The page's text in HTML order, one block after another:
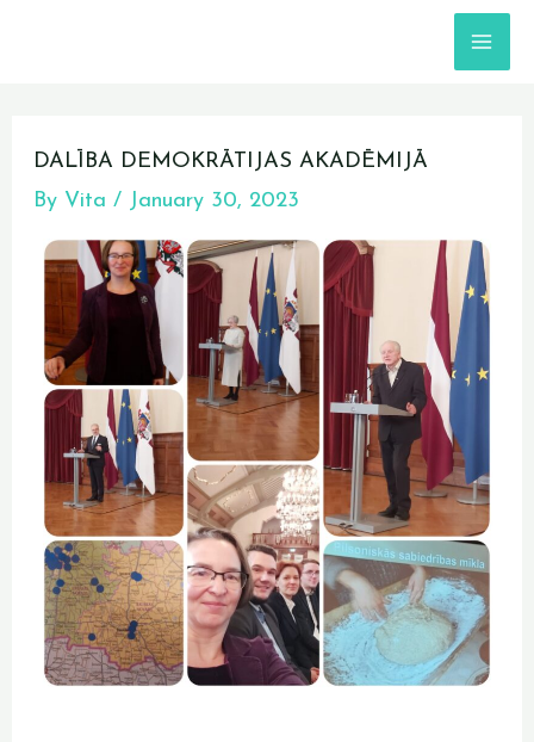
DALĪBA DEMOKRĀTIJAS AKADĒMIJĀ
By Vita/ January 30, 2023